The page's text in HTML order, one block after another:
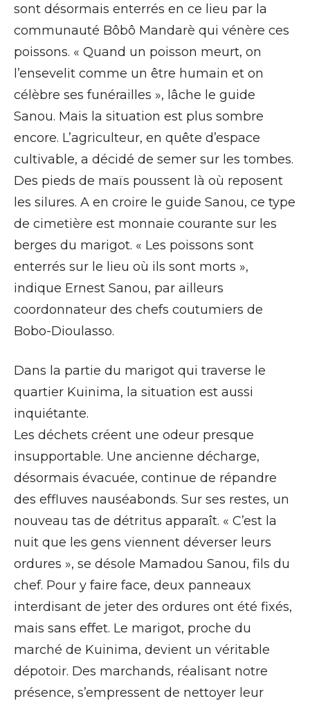
sont désormais enterrés en ce lieu par la
communauté Bôbô Mandarè qui vénère ces
poissons. « Quand un poisson meurt, on
l’ensevelit comme un être humain et on
célèbre ses funérailles », lâche le guide
Sanou. Mais la situation est plus sombre
encore. L’agriculteur, en quête d’espace
cultivable, a décidé de semer sur les tombes.
Des pieds de maïs poussent là où reposent
les silures. A en croire le guide Sanou, ce type
de cimetière est monnaie courante sur les
berges du marigot. « Les poissons sont
enterrés sur le lieu où ils sont morts »,
indique Ernest Sanou, par ailleurs
coordonnateur des chefs coutumiers de
Bobo-Dioulasso.
Dans la partie du marigot qui traverse le
quartier Kuinima, la situation est aussi
inquiétante.
Les déchets créent une odeur presque
insupportable. Une ancienne décharge,
désormais évacuée, continue de répandre
des effluves nauséabonds. Sur ses restes, un
nouveau tas de détritus apparaît. « C’est la
nuit que les gens viennent déverser leurs
ordures », se désole Mamadou Sanou, fils du
chef. Pour y faire face, deux panneaux
interdisant de jeter des ordures ont été fixés,
mais sans effet. Le marigot, proche du
marché de Kuinima, devient un véritable
dépotoir. Des marchands, réalisant notre
présence, s’empressent de nettoyer leur